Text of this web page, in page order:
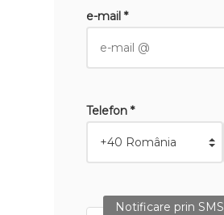
e-mail *
Telefon *
Notificare prin SMS